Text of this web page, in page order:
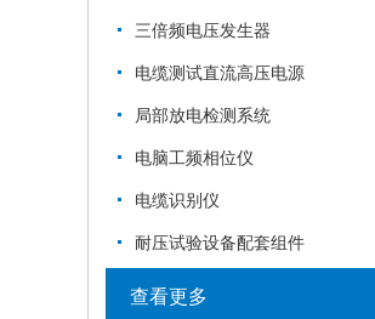
三倍频电压发生器
电缆测试直流高压电源
局部放电检测系统
电脑工频相位仪
电缆识别仪
耐压试验设备配套组件
查看更多